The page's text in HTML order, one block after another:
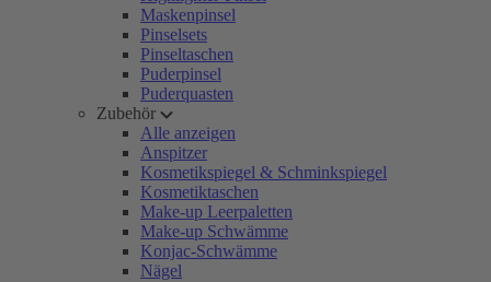
Maskenpinsel
Pinselsets
Pinseltaschen
Puderpinsel
Puderquasten
Zubehör
Alle anzeigen
Anspitzer
Kosmetikspiegel & Schminkspiegel
Kosmetiktaschen
Make-up Leerpaletten
Make-up Schwämme
Konjac-Schwämme
Nägel